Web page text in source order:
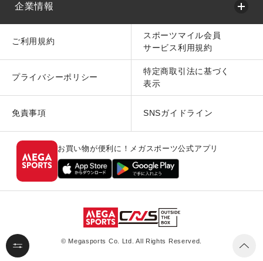
企業情報
ご利用規約
スポーツマイル会員
サービス利用規約
プライバシーポリシー
特定商取引法に基づく
表示
免責事項 SNSガイドライン
お買い物が便利に！メガスポーツ公式アプリ
© Megasports Co. Ltd. All Rights Reserved.